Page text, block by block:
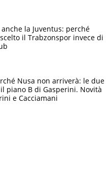
anche la Juventus: perché
il Trabzonspor invece di
Nusa non arriverà: le due
piano B di Gasperini. Novità
e Cacciamani